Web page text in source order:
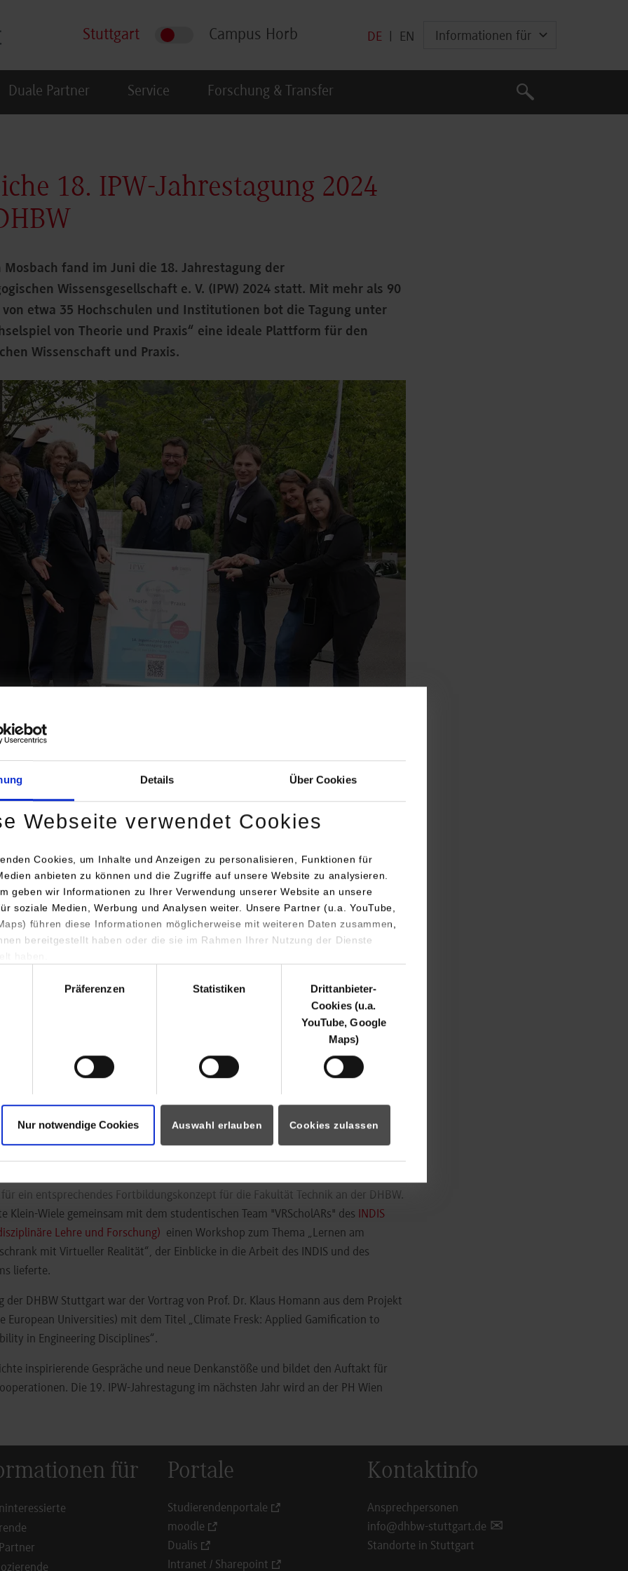
Details Über Cookies
Webseite verwendet Cookies
Cookies, um Inhalte und Anzeigen zu personalisieren, Funktionen für
anbieten zu können und die Zugriffe auf unsere Website zu analysieren.
geben wir Informationen zu Ihrer Verwendung unserer Website an unsere
soziale Medien, Werbung und Analysen weiter. Unsere Partner (u.a. YouTube,
führen diese Informationen möglicherweise mit weiteren Daten zusammen,
bereitgestellt haben oder die sie im Rahmen Ihrer Nutzung der Dienste
Präferenzen Statistiken
Drittanbieter-
Cookies (u.a.
YouTube, Google
Maps)
Nur notwendige Cookies Auswahl erlauben Cookies zulassen
Stuttgart Campus Horb DE EN Informationen für
Duale Partner Service Forschung & Transfer
Suche
Suche
18. IPW-Jahrestagung 2024
Mosbach fand im Juni die 18. Jahrestagung der
Wissensgesellschaft e. V. (IPW) 2024 statt. Mit mehr als 90
etwa 35 Hochschulen und Institutionen bot die Tagung unter
von Theorie und Praxis“ eine ideale Plattform für den
Wissenschaft und Praxis.
35 Vorträge, 7 Workshops und 4 Posterpräsentationen und ermöglichte
Diskussionen und ein begleitendes Rahmenprogramm einen intensiven
des Kernorganisationsteams des
Instituts für Hochschul- und
Klein-Wiele, DHBW Stuttgart, trugen wesentlich zum Erfolg der Tagung bei.
for:
hatte Judit Klein-Wiele die Möglichkeit, einen Vortrag zum aktuellen Stand
ein entsprechendes Fortbildungskonzept für die Fakultät Technik an der DHBW.
Klein-Wiele gemeinsam mit dem studentischen Team "VRScholARs" des INDIS
Lehre und Forschung) einen Workshop zum Thema „Lernen am
mit Virtueller Realität“, der Einblicke in die Arbeit des INDIS und des
lieferte.
der DHBW Stuttgart war der Vortrag von Prof. Dr. Klaus Homann aus dem Projekt
European Universities) mit dem Titel „Climate Fresk: Applied Gamification to
in Engineering Disciplines“.
inspirierende Gespräche und neue Denkanstöße und bildet den Auftakt für
Die 19. IPW-Jahrestagung im nächsten Jahr wird an der PH Wien
für Portale
Studierendenportale
moodle
Dualis
Intranet / Sharepoint
Kontaktinfo
Ansprechpersonen
info@dhbw-stuttgart.de
Standorte in Stuttgart